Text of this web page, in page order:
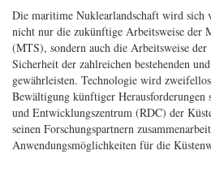
Die maritime Nuklearlandschaft wird sich
nicht nur die zukünftige Arbeitsweise der
(MTS), sondern auch die Arbeitsweise
Sicherheit der zahlreichen bestehenden
gewährleisten. Technologie wird
Bewältigung künftiger Herausforderungen
und Entwicklungszentrum (RDC) der
seinen Forschungspartnern
Anwendungsmöglichkeiten für die